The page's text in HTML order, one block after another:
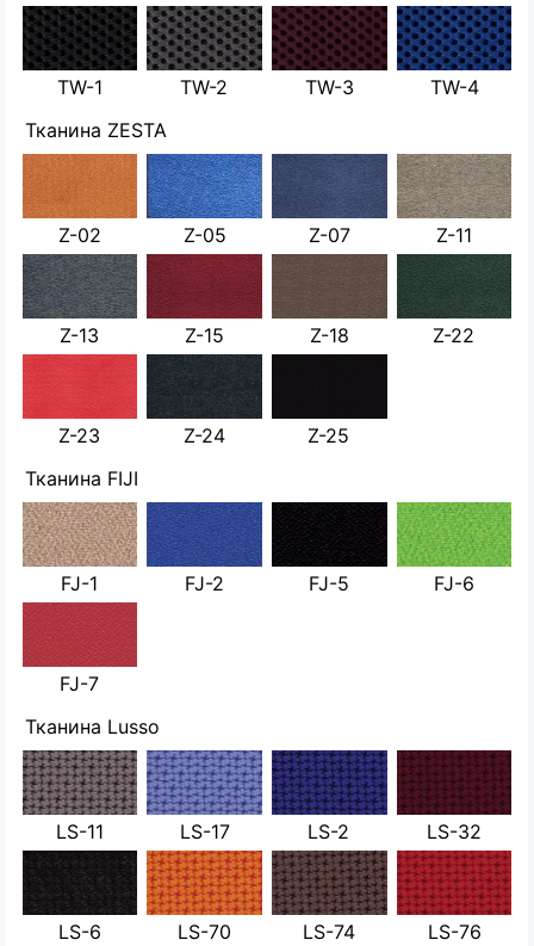
TW-1 TW-2 TW-3
TW-4
Тканина ZESTA
Z-02 Z-05 Z-07 Z-11
Z-13 Z-15 Z-18 Z-22
Z-23 Z-24
Z-25
Тканина FIJI
FJ-1 FJ-2 FJ-5 FJ-6
FJ-7
Тканина Lusso
LS-11 LS-17 LS-2 LS-32
LS-6 LS-70 LS-74 LS-76